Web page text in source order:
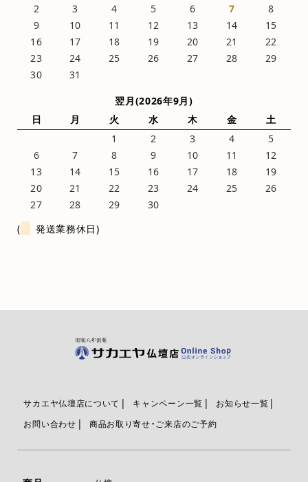
2
3 4 5 6 7
8
9
10 11 12 13 14
15
16
17 18 19 20 21
22
23
24 25 26 27 28
29
30
31
翌月(2026年9月)
日
月 火 水 木 金
土
1
2 3 4
5
6
7 8 9 10 11
12
13
14 15 16 17 18
19
20
21 22 23 24 25
26
27
28 29
30
(
発送業務休日)
サカエヤ仏壇店について キャンペーン一覧
お知らせ一覧
お問い合わせ
商品お取り寄せ・ご来店のご予約